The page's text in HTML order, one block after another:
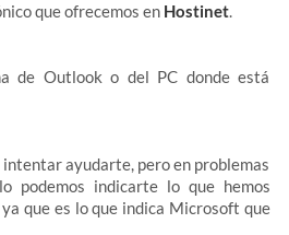
que ofrecemos en Hostinet.
de Outlook o del PC donde está
ayudarte, pero en problemas
podemos indicarte lo que hemos
que es lo que indica Microsoft que